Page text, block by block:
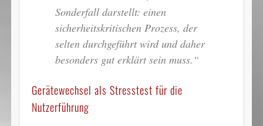
Sonderfall darstellt: einen
sicherheitskritischen Prozess, der
selten durchgeführt wird und daher
besonders gut erklärt sein muss.“
Gerätewechsel als Stresstest für die
Nutzerführung